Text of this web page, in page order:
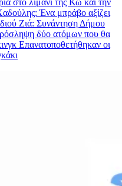
Ένα μπράβο αξίζει
Ζιά: Συνάντηση Δήμου
δύο ατόμων που θα
Επανατοποθετήθηκαν οι